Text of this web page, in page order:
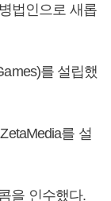
법인으로 새롭
를 설립했
를 설
을 인수했다.